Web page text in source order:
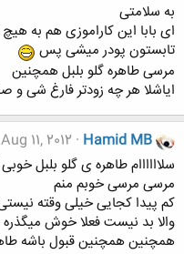
به سلامتی
ای بابا این کاراموزی هم به
تابستون پودر میشی پس
مرسی طاهره گلو بلبل همچنین
ایاشلا هر چه زودتر فارغ شی و
Hamid MB
Aug 11, 2012
سلاااااام طاهره ی گلو بلبل
مرسی مرسی خوبم منم
کم پیدا کجایی خیلی وقته
والا بد نیست فعلا خوش
همچنین همچنین قبول باشه